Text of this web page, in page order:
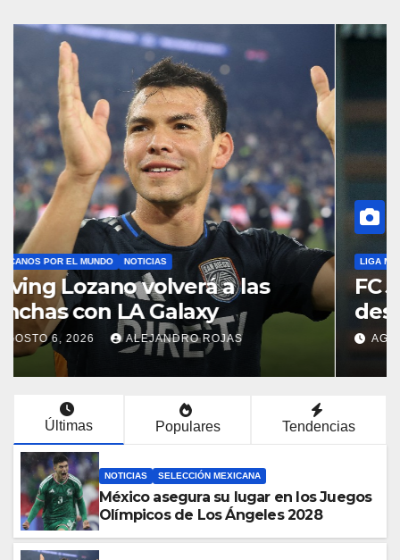
LIGA MX NOTICIAS
FC Juárez anuncia la
destitución de Pedro Caixinha
AGOSTO 2, 2026 DANIEL CANALES
Últimas Populares Tendencias
NOTICIAS SELECCIÓN MEXICANA
México asegura su lugar en los Juegos
Olímpicos de Los Ángeles 2028